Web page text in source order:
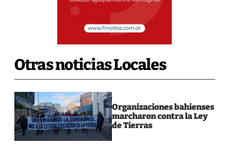
Otras noticias Locales
Organizaciones bahienses
marcharon contra la Ley
de Tierras